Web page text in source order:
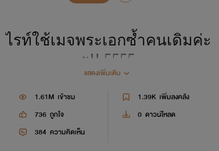
ไรท์ใช้เมจพระเอกซ้ำคนเดิมค่ะ
ะ!! 5555
จาก คิมวอนชิก หรือ ราวี่ vixx
แสดงเพิ่มเติม
1.61M เข้าชม 1.39K เพิ่มลงคลัง
736 ถูกใจ 0 ดาวน์โหลด
384 ความคิดเห็น